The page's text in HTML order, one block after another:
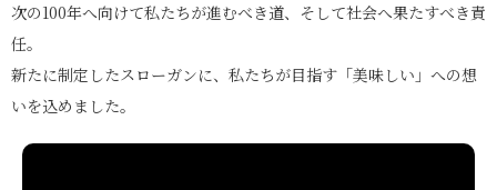
次の100年へ向けて私たちが進むべき道、そして社会へ果たすべき責
任。
新たに制定したスローガンに、私たちが目指す「美味しい」への想
いを込めました。